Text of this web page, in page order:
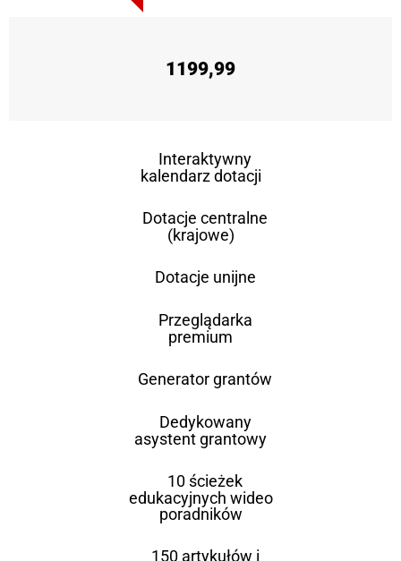
1199,99
Interaktywny
kalendarz dotacji
Dotacje centralne
(krajowe)
Dotacje unijne
Przeglądarka
premium
Generator grantów
Dedykowany
asystent grantowy
10 ścieżek
edukacyjnych wideo
poradników
150 artykułów i